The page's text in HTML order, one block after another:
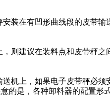
在有凹形曲线段的皮带输
建议在装料点和皮带秤之
上，如果电子皮带秤必须
是，各种卸料器的配置形